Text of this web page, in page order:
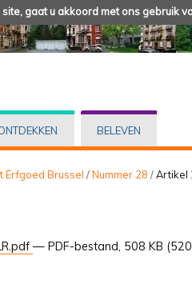
gaat u akkoord met ons gebruik
BELEVEN
Erfgoed Brussel /Nummer 28 /Artikel
— PDF-bestand, 508 KB